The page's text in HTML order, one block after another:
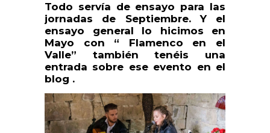
Todo servía de ensayo para las
jornadas de Septiembre. Y el
ensayo general lo hicimos en
Mayo con “ Flamenco en el
Valle” también tenéis una
entrada sobre ese evento en el
blog .